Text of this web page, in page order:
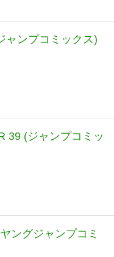
ャンプコミックス)
39 (ジャンプコミッ
ングジャンプコミ